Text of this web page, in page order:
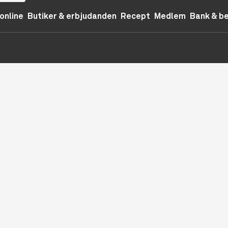
Butiker & erbjudanden Recept Medlem Bank &